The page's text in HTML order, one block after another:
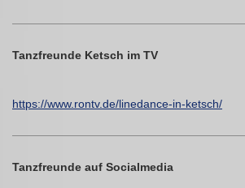
Tanzfreunde Ketsch im TV
https://www.rontv.de/linedance-in-ketsch/
Tanzfreunde auf Socialmedia